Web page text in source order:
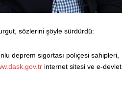
sözlerini şöyle sürdürdü:
deprem sigortası poliçesi sahipleri,
internet sitesi ve e-devlet